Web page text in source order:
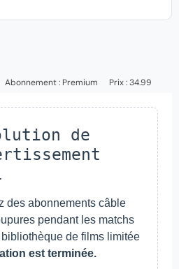
Abonnement : Premium Prix : 34.99
de
des abonnements câble
pendant les matchs
bibliothèque de films limitée
est terminée.